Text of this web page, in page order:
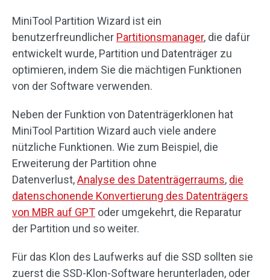
MiniTool Partition Wizard ist ein
benutzerfreundlicher Partitionsmanager, die dafür
entwickelt wurde, Partition und Datenträger zu
optimieren, indem Sie die mächtigen Funktionen
von der Software verwenden.
Neben der Funktion von Datenträgerklonen hat
MiniTool Partition Wizard auch viele andere
nützliche Funktionen. Wie zum Beispiel, die
Erweiterung der Partition ohne
Datenverlust,Analyse des Datenträgerraums, die
datenschonende Konvertierung des Datenträgers
von MBR auf GPT oder umgekehrt, die Reparatur
der Partition und so weiter.
Für das Klon des Laufwerks auf die SSD sollten sie
zuerst die SSD-Klon-Software herunterladen, oder